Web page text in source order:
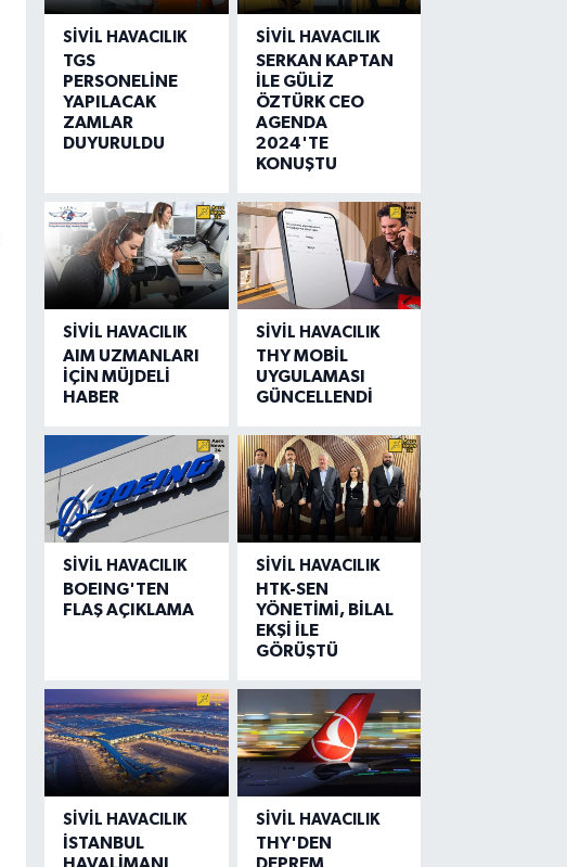
SIVIL HAVACILIK
TGS
PERSONELİNE
YAPILACAK
ZAMLAR
DUYURULDU
SIVIL HAVACILIK
SERKAN KAPTAN
İLE GÜLİZ
ÖZTÜRK CEO
AGENDA
2024'TE
KONUŞTU
SIVIL HAVACILIK
AIM UZMANLARI
İÇİN MÜJDELİ
HABER
SIVIL HAVACILIK
THY MOBİL
UYGULAMASI
GÜNCELLENDİ
SIVIL HAVACILIK
BOEING'TEN
FLAŞ AÇIKLAMA
SIVIL HAVACILIK
HTK-SEN
YÖNETİMİ, BİLAL
EKŞİ İLE
GÖRÜŞTÜ
SIVIL HAVACILIK
İSTANBUL
SIVIL HAVACILIK
THY'DEN